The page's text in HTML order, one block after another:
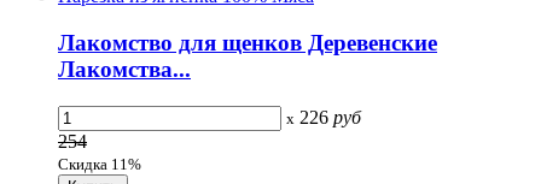
Лакомство для щенков Деревенские
Лакомства...
x 226 руб
254
Скидка 11%